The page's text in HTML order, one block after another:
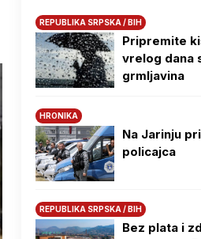
REPUBLIKA SRPSKA / BIH
Pripremite
vrelog dana
grmljavina
HRONIKA
Na Јarinju
policajca
REPUBLIKA SRPSKA / BIH
Bez plata i